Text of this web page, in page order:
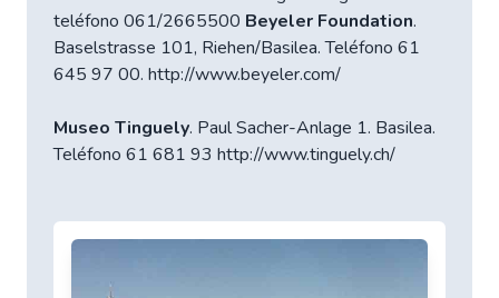
teléfono 061/2665500 Beyeler Foundation.
Baselstrasse 101, Riehen/Basilea. Teléfono 61
645 97 00. http://www.beyeler.com/
Museo Tinguely. Paul Sacher-Anlage 1. Basilea.
Teléfono 61 681 93 http://www.tinguely.ch/